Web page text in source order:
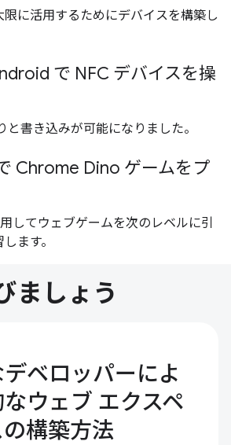
限に活用するためにデバイスを構築し
で NFC デバイスを操
と書き込みが可能になりました。
Chrome Dino ゲームをプ
してウェブゲームを次のレベルに引
ます。
ましょう
ベロッパーによ
ウェブ エクスペ
構築方法